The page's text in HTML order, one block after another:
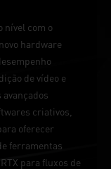
nível com o
hardware
de vídeo e
criativos,
oferecer
ferramentas
para fluxos de